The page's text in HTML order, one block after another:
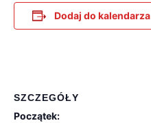
Dodaj do kalendarza
SZCZEGÓŁY
Początek: